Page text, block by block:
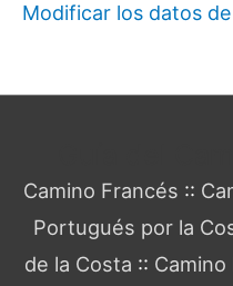
Modificar los datos
Camino Francés ::
Portugués por la
de la Costa ::